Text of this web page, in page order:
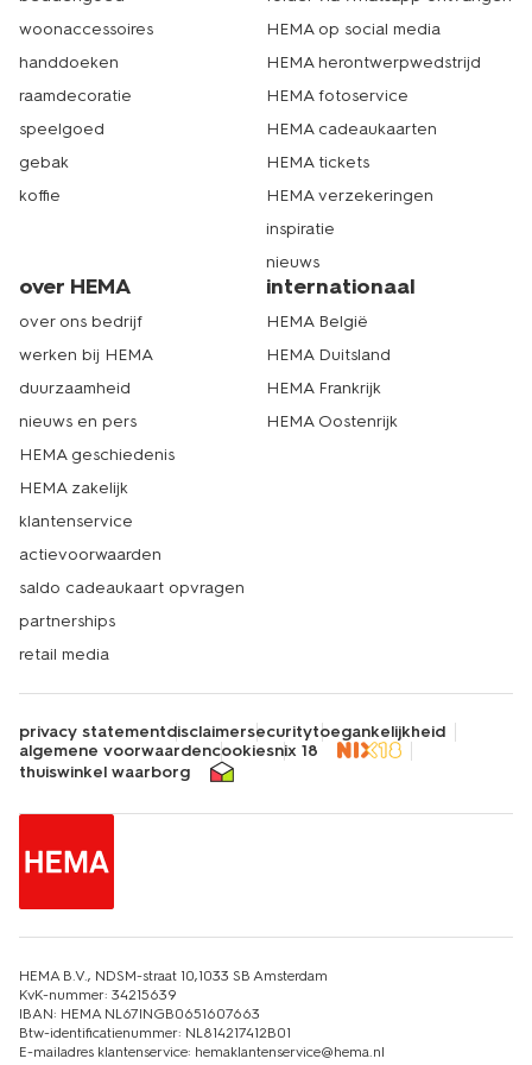
woonaccessoires
handdoeken
raamdecoratie
speelgoed
gebak
koffie
HEMA op social media
HEMA herontwerpwedstrijd
HEMA fotoservice
HEMA cadeaukaarten
HEMA tickets
HEMA verzekeringen
inspiratie
nieuws
over HEMA
over ons bedrijf
werken bij HEMA
duurzaamheid
nieuws en pers
HEMA geschiedenis
HEMA zakelijk
klantenservice
actievoorwaarden
saldo cadeaukaart opvragen
partnerships
retail media
internationaal
HEMA België
HEMA Duitsland
HEMA Frankrijk
HEMA Oostenrijk
privacy statementdisclaimersecuritytoegankelijkheid
algemene voorwaardencookiesnix 18
thuiswinkel waarborg
HEMA B.V., NDSM-straat 10,1033 SB Amsterdam
KvK-nummer: 34215639
IBAN: HEMA NL67INGB0651607663
Btw-identificatienummer: NL814217412B01
E-mailadres klantenservice: hemaklantenservice@hema.nl